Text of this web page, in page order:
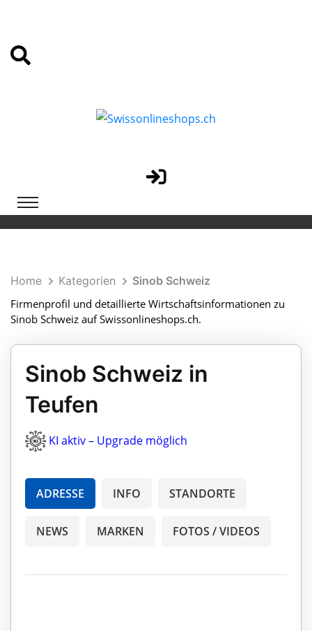
Home Kategorien
Sinob Schweiz
Firmenprofil und detaillierte Wirtschaftsinformationen zu
Sinob Schweiz auf Swissonlineshops.ch.
Sinob Schweiz in
Teufen
KI aktiv – Upgrade möglich
ADRESSE INFO STANDORTE
NEWS MARKEN FOTOS / VIDEOS